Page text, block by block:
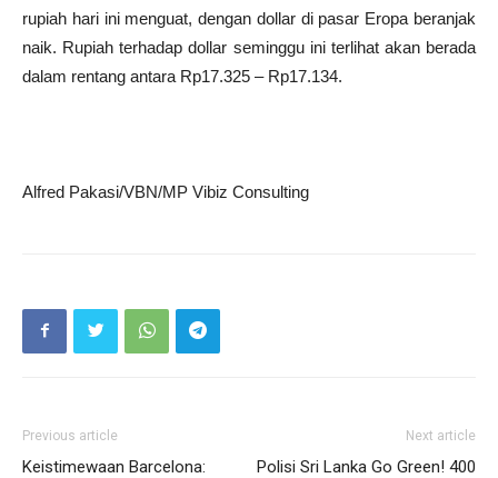
rupiah hari ini menguat, dengan dollar di pasar Eropa beranjak
naik. Rupiah terhadap dollar seminggu ini terlihat akan berada
dalam rentang antara Rp17.325 – Rp17.134.
Alfred Pakasi/VBN/MP Vibiz Consulting
Previous article
Keistimewaan Barcelona:
Next article
Polisi Sri Lanka Go Green! 400